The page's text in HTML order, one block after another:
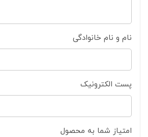
نام و نام خانوادگی
پست الکترونیک
امتیاز شما به محصول